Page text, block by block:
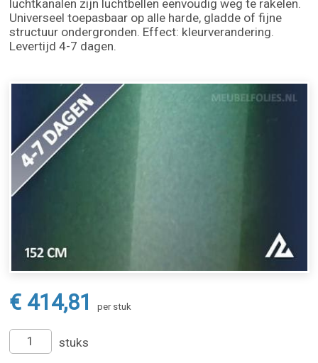
luchtkanalen zijn luchtbellen eenvoudig weg te rakelen.
Universeel toepasbaar op alle harde, gladde of fijne
structuur ondergronden. Effect: kleurverandering.
Levertijd 4-7 dagen.
€ 414,81 per stuk
stuks